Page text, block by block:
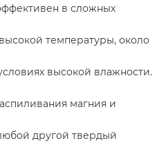
в сложных
температуры, около
высокой влажности.
магния и
другой твердый